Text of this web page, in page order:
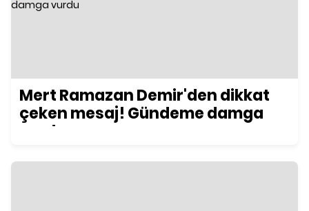
Mert Ramazan Demir'den dikkat
çeken mesaj! Gündeme damga
vurdu